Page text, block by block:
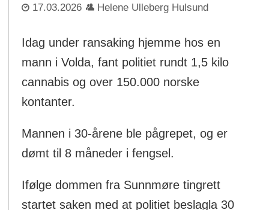
17.03.2026 Helene Ulleberg Hulsund
Idag under ransaking hjemme hos en
mann i Volda, fant politiet rundt 1,5 kilo
cannabis og over 150.000 norske
kontanter.
Mannen i 30-årene ble pågrepet, og er
dømt til 8 måneder i fengsel.
Ifølge dommen fra Sunnmøre tingrett
startet saken med at politiet beslagla 30